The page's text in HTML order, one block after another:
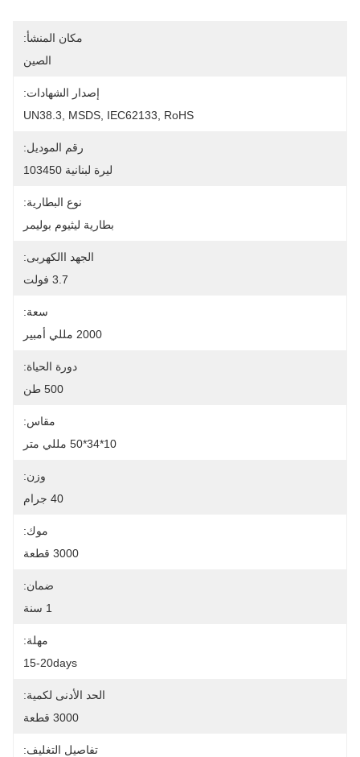
مكان المنشأ:
الصين
إصدار الشهادات:
UN38.3, MSDS, IEC62133, RoHS
رقم الموديل:
ليرة لبنانية 103450
نوع البطارية:
بطارية ليثيوم بوليمر
الجهد االكهربى:
3.7 فولت
سعة:
2000 مللي أمبير
دورة الحياة:
500 طن
مقاس:
10*34*50 مللي متر
وزن:
40 جرام
موك:
3000 قطعة
ضمان:
1 سنة
مهلة:
15-20days
الحد الأدنى لكمية:
3000 قطعة
تفاصيل التغليف: